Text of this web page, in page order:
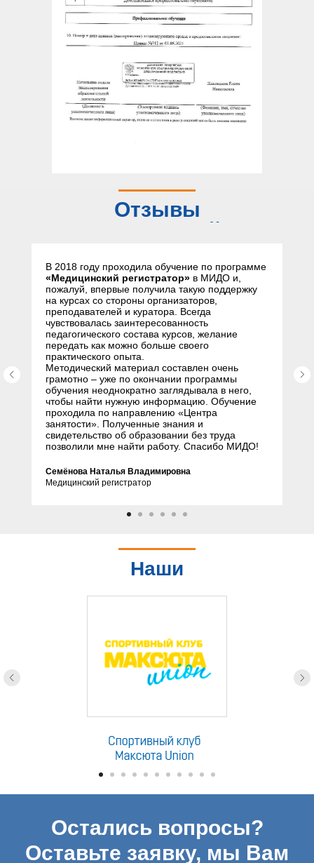
Отзывы
слушателей
В 2018 году проходила обучение по программе
«Медицинский регистратор» в МИДО и,
пожалуй, впервые получила такую поддержку
на курсах со стороны организаторов,
преподавателей и куратора. Всегда
чувствовалась заинтересованность
педагогического состава курсов, желание
передать как можно больше своего
практического опыта.
Методический материал составлен очень
грамотно – уже по окончании программы
обучения неоднократно заглядывала в него,
чтобы найти нужную информацию. Обучение
проходила по направлению «Центра
занятости». Полученные знания и
свидетельство об образовании без труда
позволили мне найти работу. Спасибо МИДО!
Семёнова Наталья Владимировна
Медицинский регистратор
Наши
Остались вопросы?
Оставьте заявку, мы Вам